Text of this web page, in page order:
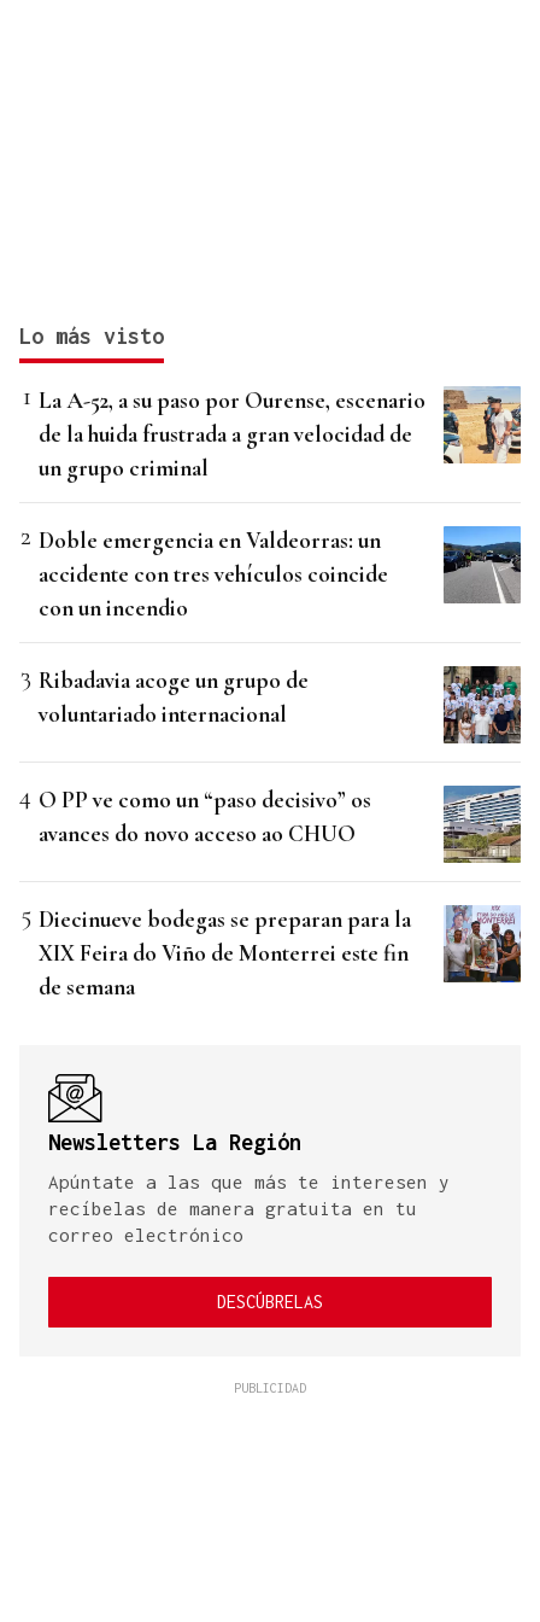
Lo más visto
La A-52, a su paso por Ourense, escenario
de la huida frustrada a gran velocidad de
un grupo criminal
Doble emergencia en Valdeorras: un
accidente con tres vehículos coincide
con un incendio
Ribadavia acoge un grupo de
voluntariado internacional
O PP ve como un “paso decisivo” os
avances do novo acceso ao CHUO
Diecinueve bodegas se preparan para la
XIX Feira do Viño de Monterrei este fin
de semana
Newsletters La Región
Apúntate a las que más te interesen y
recíbelas de manera gratuita en tu
correo electrónico
DESCÚBRELAS